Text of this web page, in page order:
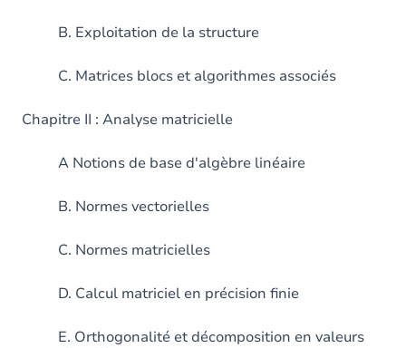
B. Exploitation de la structure
C. Matrices blocs et algorithmes associés
Chapitre II : Analyse matricielle
A Notions de base d'algèbre linéaire
B. Normes vectorielles
C. Normes matricielles
D. Calcul matriciel en précision finie
E. Orthogonalité et décomposition en valeurs